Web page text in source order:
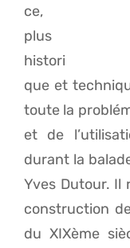
ce,
plus
histori
que et
toute la
et de
durant la
Yves Dutour. Il
construction
du XIXème